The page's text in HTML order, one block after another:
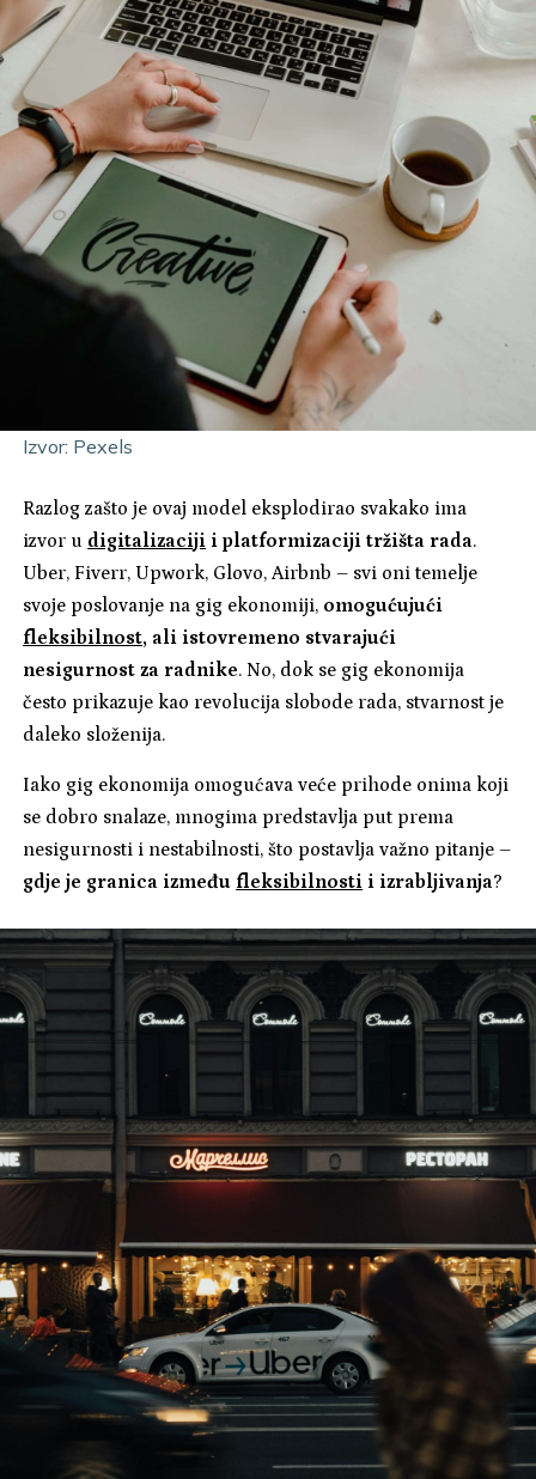
Izvor: Pexels
Razlog zašto je ovaj model eksplodirao svakako ima
izvor u digitalizaciji i platformizaciji tržišta rada.
Uber, Fiverr, Upwork, Glovo, Airbnb – svi oni temelje
svoje poslovanje na gig ekonomiji, omogućujući
fleksibilnost, ali istovremeno stvarajući
nesigurnost za radnike. No, dok se gig ekonomija
često prikazuje kao revolucija slobode rada, stvarnost je
daleko složenija.
Iako gig ekonomija omogućava veće prihode onima koji
se dobro snalaze, mnogima predstavlja put prema
nesigurnosti i nestabilnosti, što postavlja važno pitanje –
gdje je granica između fleksibilnosti i izrabljivanja?